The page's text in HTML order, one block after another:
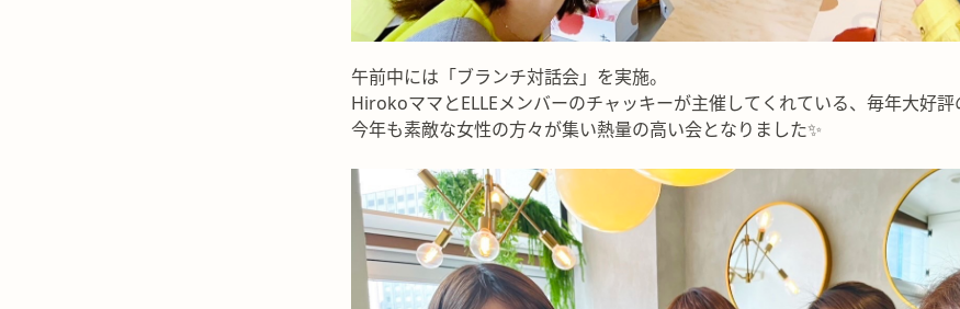
午前中には「ブランチ対話会」を実施。
HirokoママとELLEメンバーのチャッキーが主催してくれている、毎年大好評
今年も素敵な女性の方々が集い熱量の高い会となりました✨